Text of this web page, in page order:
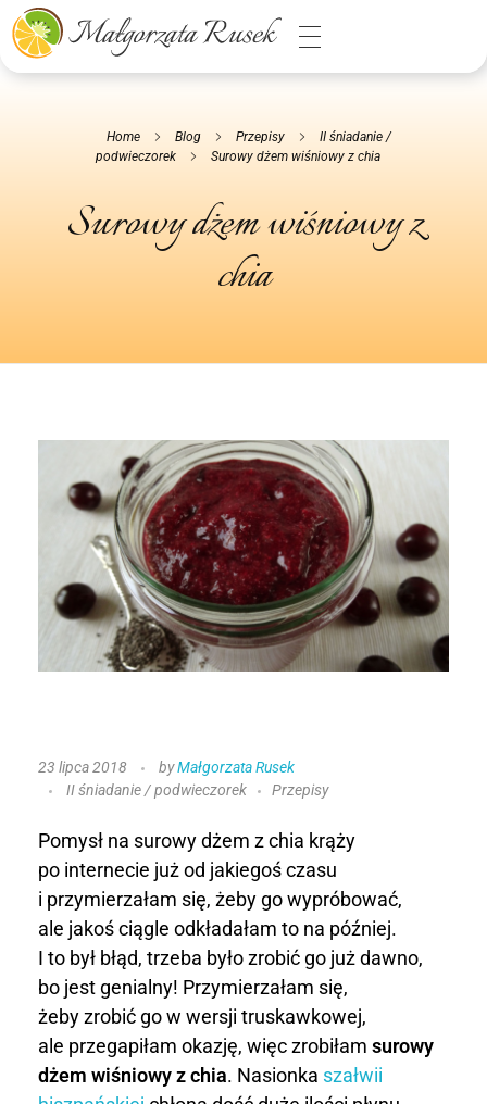
Małgorzata Rusek - dietetyk z pasją
Dietetyka kliniczna & Psychodietetyka
Home Blog Przepisy
II śniadanie /
podwieczorek
Surowy dżem wiśniowy z chia
Surowy dżem wiśniowy z
chia
S
u
r
o
w
y
d
ż
23 lipca 2018 byMałgorzata Rusek
II śniadanie / podwieczorek
Przepisy
Pomysł na surowy dżem z chia krąży
po internecie już od jakiegoś czasu
i przymierzałam się, żeby go wypróbować,
ale jakoś ciągle odkładałam to na później.
I to był błąd, trzeba było zrobić go już dawno,
bo jest genialny! Przymierzałam się,
żeby zrobić go w wersji truskawkowej,
ale przegapiłam okazję, więc zrobiłam surowy
dżem wiśniowy z chia. Nasionka szałwii